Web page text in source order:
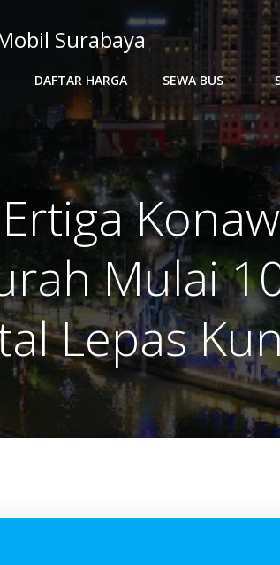
Surabaya
DAFTAR HARGA SEWA BUS
Mulai
Lepas